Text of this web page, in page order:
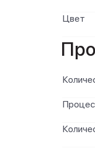
Цвет